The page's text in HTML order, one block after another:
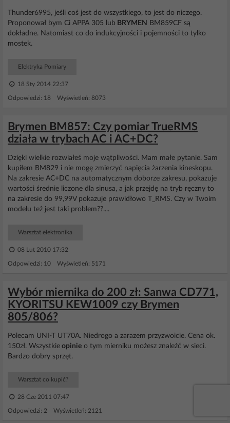
Thunder6995, jeśli coś jest do wszystkiego, to jest do niczego.
Proponował bym Ci APPA 305 lub BRYMEN
BM859CF są
dokładne. Natomiast co do indukcyjności i pojemności to tylko
mostek.
Elektryka Pomiary
18 Sty 2014 22:37
Odpowiedzi: 18 Wyświetleń: 8073
Brymen BM857: Czy pomiar TrueRMS
działa w trybach AC i AC+DC?
Dzięki wielkie rozwiałeś moje wątpliwości. Mam małe pytanie. Sam
kupiłem BM829 i nie mogę zmierzyć napięcia żarzenia kineskopu.
Na zakresie AC+DC na automatycznym doborze zakresu, pokazuje
wartości średnie liczone dla sinusa, a jak przejdę na tryb ręczny to
na zakresie do 99,99V pokazuje prawidłowo T_RMS. Czy w Twoim
modelu też jest taki problem??....
Warsztat elektronika
08 Lut 2010 17:32
Odpowiedzi: 10 Wyświetleń: 5171
Wybór miernika do 200 zł: Sanwa CD771,
KYORITSU KEW1009 czy Brymen
805/806?
Polecam UNI-T UT70A. Niedrogo a zarazem przyzwoicie. Cena ok.
150zł. Wszystkie opinie o tym mierniku możesz znaleźć w sieci.
Bardzo dobry sprzęt.
Warsztat co kupić?
28 Cze 2011 07:47
Odpowiedzi: 2 Wyświetleń: 2121